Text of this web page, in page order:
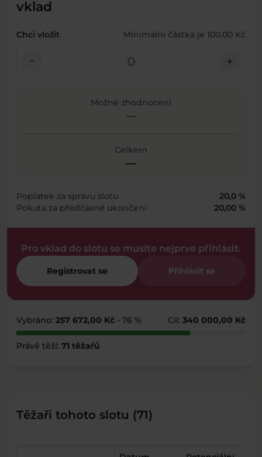
vklad
Chci vložit Minimální částka je 100,00 Kč
check_indeterminate_small add
Možné zhodnocení
—
Celkem
—
Poplatek za správu slotu
20,0 %
Pokuta za předčasné ukončení
20,00 %
Pro vklad do slotu se musíte nejprve přihlásit.
Registrovat se Přihlásit se
Vybráno: 257 672,00 Kč - 76 % Cíl: 340 000,00 Kč
Právě těží: 71 těžařů
Těžaři tohoto slotu (71)